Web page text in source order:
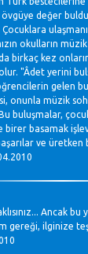
değer
okulların
birkaç kez
"Âdet yerini
gelen bu
onunla müzik
buluşmalar,
birer basamak
ve
Ancak bu
gereği, ilginize